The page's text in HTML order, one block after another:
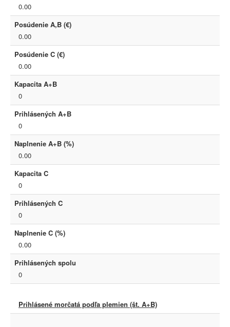
0.00
Posúdenie A,B (€)
0.00
Posúdenie C (€)
0.00
Kapacita A+B
0
Prihlásených A+B
0
Naplnenie A+B (%)
0.00
Kapacita C
0
Prihlásených C
0
Naplnenie C (%)
0.00
Prihlásených spolu
0
Prihlásené morčatá podľa plemien (št. A+B)